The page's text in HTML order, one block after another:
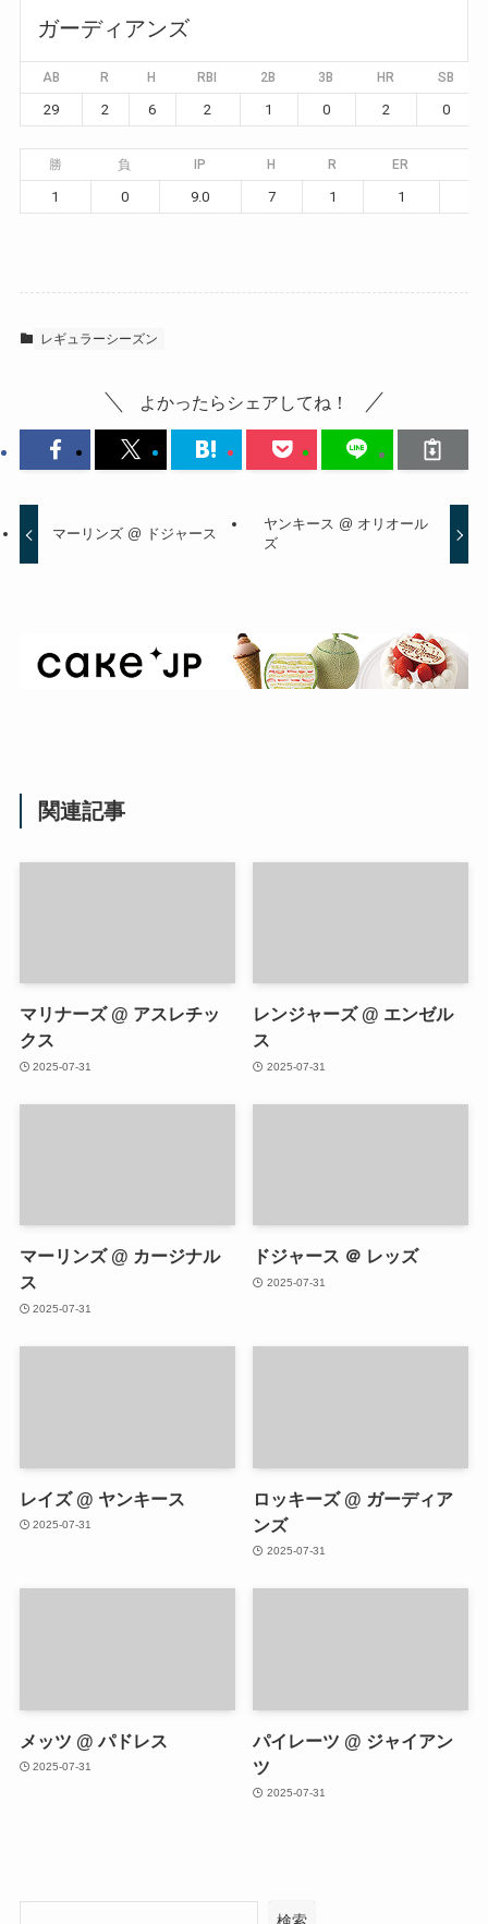
ガーディアンズ
AB R H RBI 2B 3B HR SB
29 2 6 2 1 0 2 0
勝 負 IP H R ER
1 0 9.0 7 1 1
レギュラーシーズン
よかったらシェアしてね！
マーリンズ @ ドジャース
ヤンキース @ オリオール
ズ
関連記事
マリナーズ @ アスレチッ
クス
2025-07-31
レンジャーズ @ エンゼル
ス
2025-07-31
マーリンズ @ カージナル
ス
2025-07-31
ドジャース ＠ レッズ
2025-07-31
レイズ @ ヤンキース
2025-07-31
ロッキーズ @ ガーディア
ンズ
2025-07-31
メッツ @ パドレス
2025-07-31
パイレーツ @ ジャイアン
ツ
2025-07-31
検索